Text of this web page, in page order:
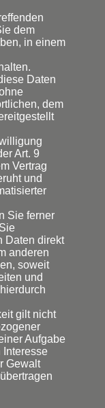
dem
in einem
Daten
dem
Art. 9
Vertrag
und
Sie ferner
Daten direkt
anderen
soweit
und
gilt nicht
Aufgabe
Gewalt